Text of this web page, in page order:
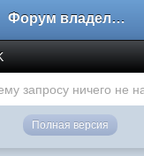
Форум владельцев интернет-магазинов
запросу ничего не
Полная версия